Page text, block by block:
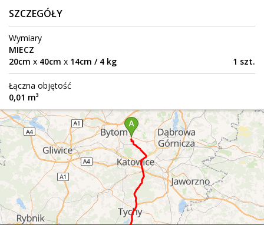
SZCZEGÓŁY
Wymiary
MIECZ
20cm x 40cm x 14cm / 4 kg 1 szt.
Łączna objętość
0,01 m³
Komoda Express do 61118 Bad Vilbel DE
749 km 50 kg
Do:
Honda CB1100R
Z: Höringen
813 km 240 kg 2,34 m³
Do: Szczecin
Meble ratanowe dwa krzesła,stolik, wersaleczk